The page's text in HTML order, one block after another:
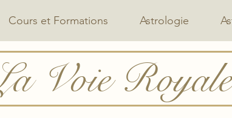
Cours et Formations Astrologie
Voie Royale